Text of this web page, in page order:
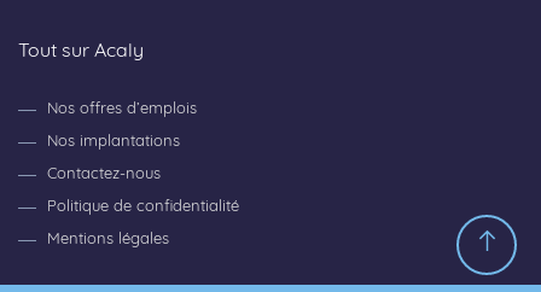
Tout sur Acaly
Nos offres d’emplois
Nos implantations
Contactez-nous
Politique de confidentialité
Mentions légales